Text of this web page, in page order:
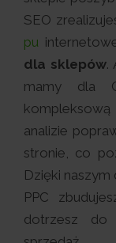
SEO
pu
dla sklepów.
mamy dla
analizie
stronie, co
Dzięki
PPC
dotrzesz do